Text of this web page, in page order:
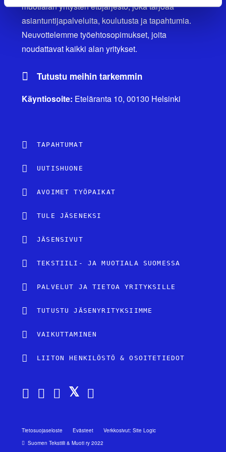
muotialan yritysten etujärjestö, joka tarjoaa
asiantuntijapalveluita, koulutusta ja tapahtumia.
Neuvottelemme työehtosopimukset, joita
noudattavat kaikki alan yritykset.
Tutustu meihin tarkemmin
Käyntiosoite: Eteläranta 10, 00130 Helsinki
TAPAHTUMAT
UUTISHUONE
AVOIMET TYÖPAIKAT
TULE JÄSENEKSI
JÄSENSIVUT
TEKSTIILI- JA MUOTIALA SUOMESSA
PALVELUT JA TIETOA YRITYKSILLE
TUTUSTU JÄSENYRITYKSIIMME
VAIKUTTAMINEN
LIITON HENKILÖSTÖ & OSOITETIEDOT
Tietosuojaseloste Evästeet
Verkkosivut: Site Logic
Suomen Tekstiili & Muoti ry 2022